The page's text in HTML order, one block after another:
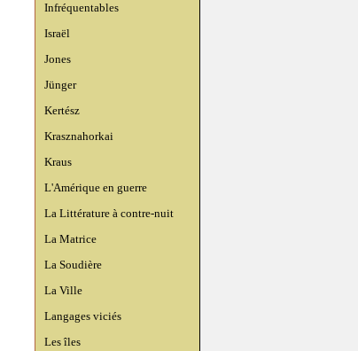
Infréquentables
Israël
Jones
Jünger
Kertész
Krasznahorkai
Kraus
L'Amérique en guerre
La Littérature à contre-nuit
La Matrice
La Soudière
La Ville
Langages viciés
Les îles